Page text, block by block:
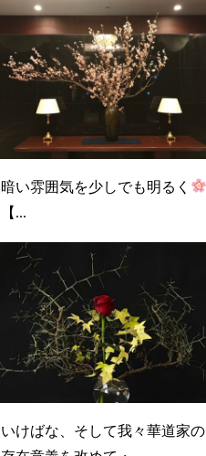
暗い雰囲気を少しでも明るく
【...
いけばな、そして我々華道家の